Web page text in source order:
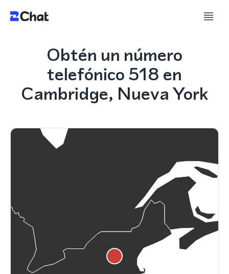
Obtén un número
telefónico 518 en
Cambridge, Nueva York